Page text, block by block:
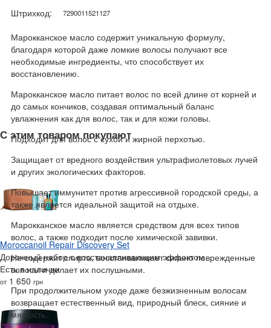
Штрихкод: 7290011521127
Марокканское масло содержит уникальную формулу,
благодаря которой даже ломкие волосы получают все
необходимые ингредиенты, что способствует их
восстановлению.
Марокканское масло питает волос по всей длине от корней и
до самых кончиков, создавая оптимальный баланс
увлажнения как для волос, так и для кожи головы.
Подходит для волос с сухой и жирной перхотью.
Защищает от вредного воздействия ультрафиолетовых лучей
и других экологических факторов.
Повышает иммунитет против агрессивной городской среды, а
также является идеальной защитой на отдыхе.
Марокканское масло является средством для всех типов
волос, а также подходит после химической завивки.
Не содержит спирта, восстанавливает сильно поврежденные
волосы и делает их послушными.
При продолжительном уходе даже безжизненным волосам
возвращает естественный вид, природный блеск, сияние и
мягкость.
С этим товаром покупают
Moroccanoil Repair Discovery Set
Дорожный набор с восстанавливающим эффектом
Есть в наличии
от 1 650 грн